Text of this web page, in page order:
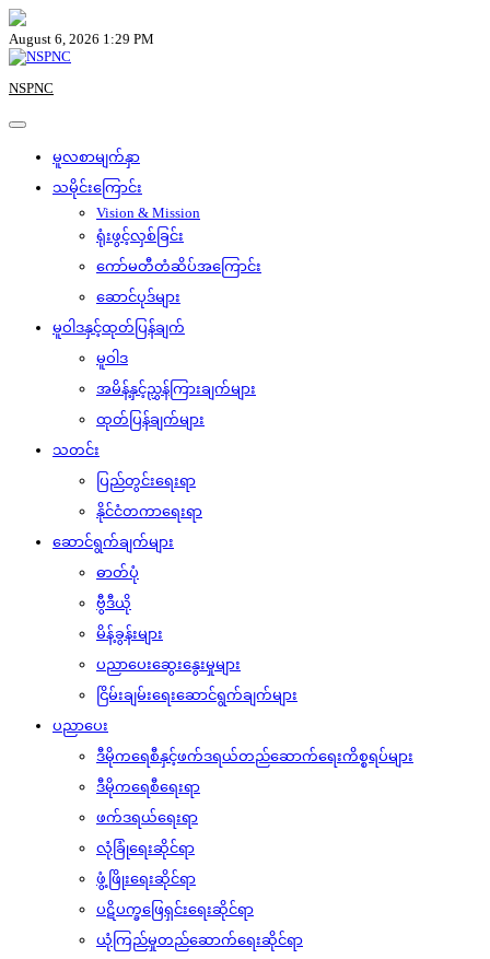
Skip
to
content
August 6, 2026 1:29 PM
NSPNC
မူလစာမျက်နှာ
သမိုင်းကြောင်း
Vision & Mission
ရုံးဖွင့်လှစ်ခြင်း
ကော်မတီတံဆိပ်အကြောင်း
ဆောင်ပုဒ်များ
မူဝါဒနှင့်ထုတ်ပြန်ချက်
မူဝါဒ
အမိန့်နှင့်ညွှန်ကြားချက်များ
ထုတ်ပြန်ချက်များ
သတင်း
ပြည်တွင်းရေးရာ
နိုင်ငံတကာရေးရာ
ဆောင်ရွက်ချက်များ
ဓာတ်ပုံ
ဗွီဒီယို
မိန့်ခွန်းများ
ပညာပေးဆွေးနွေးမှုများ
ငြိမ်းချမ်းရေးဆောင်ရွက်ချက်များ
ပညာပေး
ဒီမိုကရေစီနှင့်ဖက်ဒရယ်တည်ဆောက်‌ရေးကိစ္စရပ်များ
ဒီမိုကရေစီရေးရာ
ဖက်ဒရယ်ရေးရာ
လုံခြုံရေးဆိုင်ရာ
ဖွံ့ဖြိုးရေးဆိုင်ရာ
ပဋိပက္ခဖြေရှင်းရေးဆိုင်ရာ
ယုံကြည်မှုတည်ဆောက်ရေးဆိုင်ရာ